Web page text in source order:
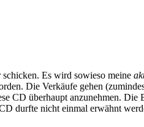
Es wird sowieso meine
Die Verkäufe gehen
CD überhaupt anzunehmen.
durfte nicht einmal erwähnt